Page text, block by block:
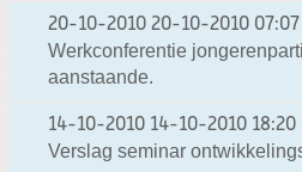
20-10-2010 20-10-2010 07:07
Werkconferentie
aanstaande.
14-10-2010 14-10-2010 18:20
Verslag seminar